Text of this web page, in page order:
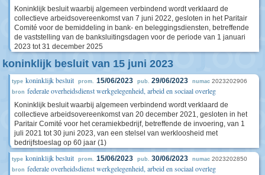
Koninklijk besluit waarbij algemeen verbindend wordt verklaard de
collectieve arbeidsovereenkomst van 7 juni 2022, gesloten in het Paritair
Comité voor de bemiddeling in bank- en beleggingsdiensten, betreffende
de vaststelling van de banksluitingsdagen voor de periode van 1 januari
2023 tot 31 december 2025
koninklijk besluit van 15 juni 2023
type koninklijk besluit prom. 15/06/2023 pub. 29/06/2023 numac 2023202906
bron federale overheidsdienst werkgelegenheid, arbeid en sociaal overleg
Koninklijk besluit waarbij algemeen verbindend wordt verklaard de
collectieve arbeidsovereenkomst van 20 december 2021, gesloten in het
Paritair Comité voor het ceramiekbedrijf, betreffende de invoering, van 1
juli 2021 tot 30 juni 2023, van een stelsel van werkloosheid met
bedrijfstoeslag op 60 jaar (1)
type koninklijk besluit prom. 15/06/2023 pub. 30/06/2023 numac 2023202850
bron federale overheidsdienst werkgelegenheid, arbeid en sociaal overleg